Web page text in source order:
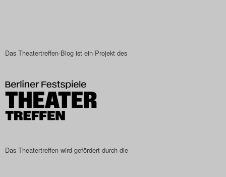
Das Theatertreffen-Blog ist ein Projekt des
Das Theatertreffen wird gefördert durch die